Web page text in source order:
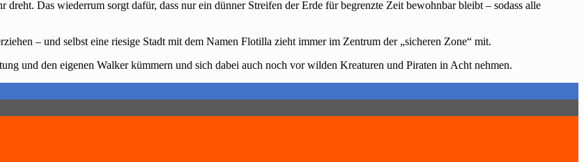
Das wiederrum sorgt dafür, dass nur ein dünner Streifen der Erde für begrenzte Zeit bewohnbar bleibt – sodass alle
– und selbst eine riesige Stadt mit dem Namen Flotilla zieht immer im Zentrum der „sicheren Zone“ mit.
und den eigenen Walker kümmern und sich dabei auch noch vor wilden Kreaturen und Piraten in Acht nehmen.